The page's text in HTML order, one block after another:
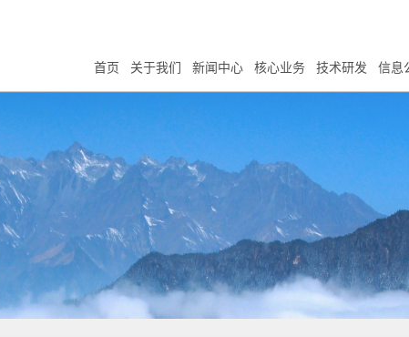
首页 关于我们 新闻中心 核心业务 技术研发 信息